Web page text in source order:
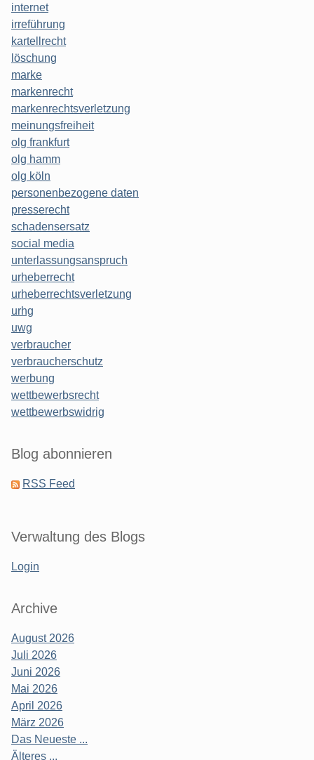
internet
irreführung
kartellrecht
löschung
marke
markenrecht
markenrechtsverletzung
meinungsfreiheit
olg frankfurt
olg hamm
olg köln
personenbezogene daten
presserecht
schadensersatz
social media
unterlassungsanspruch
urheberrecht
urheberrechtsverletzung
urhg
uwg
verbraucher
verbraucherschutz
werbung
wettbewerbsrecht
wettbewerbswidrig
Blog abonnieren
RSS Feed
Verwaltung des Blogs
Login
Archive
August 2026
Juli 2026
Juni 2026
Mai 2026
April 2026
März 2026
Das Neueste ...
Älteres ...